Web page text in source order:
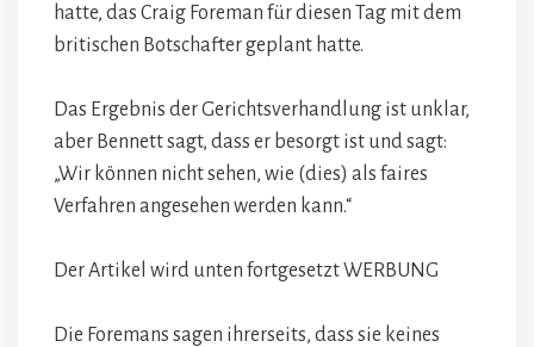
hatte, das Craig Foreman für diesen Tag mit dem
britischen Botschafter geplant hatte.
Das Ergebnis der Gerichtsverhandlung ist unklar,
aber Bennett sagt, dass er besorgt ist und sagt:
„Wir können nicht sehen, wie (dies) als faires
Verfahren angesehen werden kann.“
Der Artikel wird unten fortgesetztWERBUNG
Die Foremans sagen ihrerseits, dass sie keines